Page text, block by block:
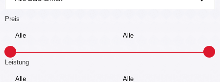
Preis
Leistung